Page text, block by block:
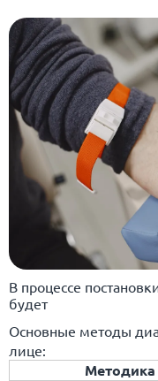
В процессе
будет
Основные методы
лице:
Методика